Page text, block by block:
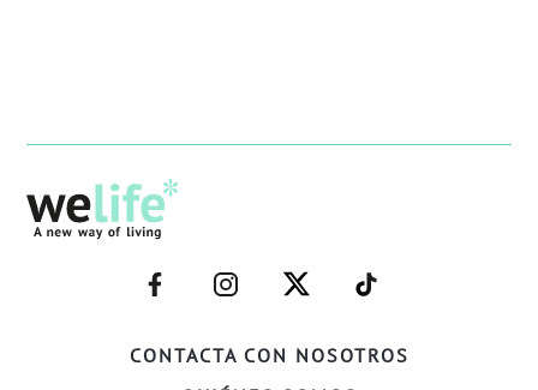
CONTACTA CON NOSOTROS
–
FACEBOOK–
–
INSTAGRAM–
–
TWITTER–
–
WELIFE–